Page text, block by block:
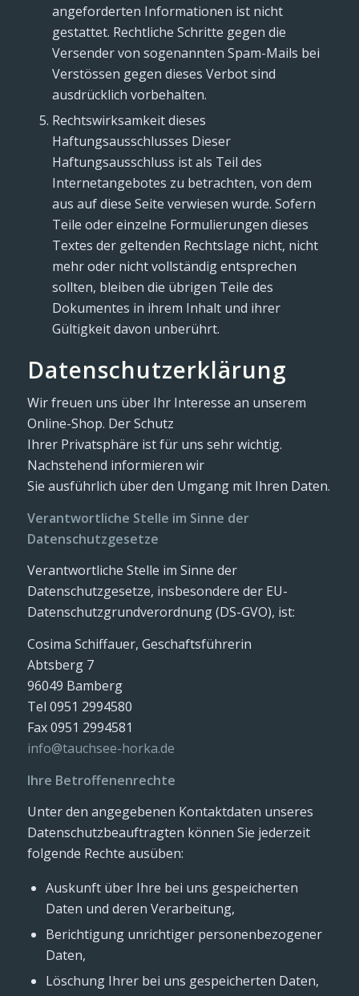
angeforderten Informationen ist nicht
gestattet. Rechtliche Schritte gegen die
Versender von sogenannten Spam-Mails bei
Verstössen gegen dieses Verbot sind
ausdrücklich vorbehalten.
Rechtswirksamkeit dieses
Haftungsausschlusses Dieser
Haftungsausschluss ist als Teil des
Internetangebotes zu betrachten, von dem
aus auf diese Seite verwiesen wurde. Sofern
Teile oder einzelne Formulierungen dieses
Textes der geltenden Rechtslage nicht, nicht
mehr oder nicht vollständig entsprechen
sollten, bleiben die übrigen Teile des
Dokumentes in ihrem Inhalt und ihrer
Gültigkeit davon unberührt.
Datenschutzerklärung
Wir freuen uns über Ihr Interesse an unserem
Online-Shop. Der Schutz
Ihrer Privatsphäre ist für uns sehr wichtig.
Nachstehend informieren wir
Sie ausführlich über den Umgang mit Ihren Daten.
Verantwortliche Stelle im Sinne der
Datenschutzgesetze
Verantwortliche Stelle im Sinne der
Datenschutzgesetze, insbesondere der EU-
Datenschutzgrundverordnung (DS-GVO), ist:
Cosima Schiffauer, Geschaftsführerin
Abtsberg 7
96049 Bamberg
Tel 0951 2994580
Fax 0951 2994581
info@tauchsee-horka.de
Ihre Betroffenenrechte
Unter den angegebenen Kontaktdaten unseres
Datenschutzbeauftragten können Sie jederzeit
folgende Rechte ausüben:
Auskunft über Ihre bei uns gespeicherten
Daten und deren Verarbeitung,
Berichtigung unrichtiger personenbezogener
Daten,
Löschung Ihrer bei uns gespeicherten Daten,